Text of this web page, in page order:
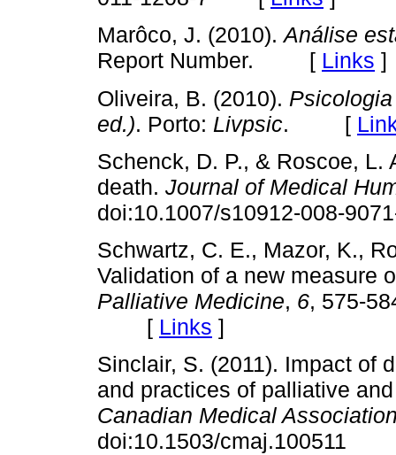
Marôco, J. (2010).Análise
Report Number. [ Links ]
Oliveira, B. (2010).
ed.). Porto: Livpsic. [
Schenck, D. P., & Roscoe, L.
death. Journal of Medical
doi:10.1007/s10912-008-
Schwartz, C. E., Mazor, K.,
Validation of a new measure
Palliative Medicine, 6, 575-
[ Links ]
Sinclair, S. (2011). Impact of
and practices of palliative
Canadian Medical
doi:10.1503/